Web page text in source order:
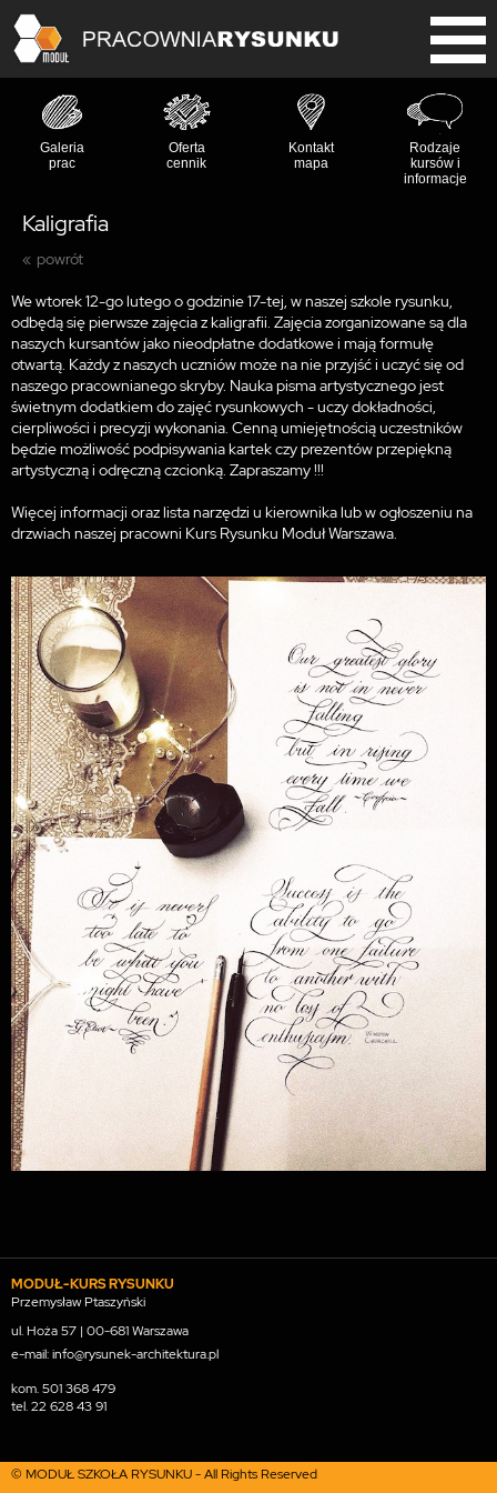
Galeria
prac
Oferta
cennik
Kontakt
mapa
Rodzaje
kursów i
informacje
Kaligrafia
powrót
We wtorek 12-go lutego o godzinie 17-tej, w naszej szkole rysunku,
odbędą się pierwsze zajęcia z kaligrafii. Zajęcia zorganizowane są dla
naszych kursantów jako nieodpłatne dodatkowe i mają formułę
otwartą. Każdy z naszych uczniów może na nie przyjść i uczyć się od
naszego pracownianego skryby. Nauka pisma artystycznego jest
świetnym dodatkiem do zajęć rysunkowych - uczy dokładności,
cierpliwości i precyzji wykonania. Cenną umiejętnością uczestników
będzie możliwość podpisywania kartek czy prezentów przepiękną
artystyczną i odręczną czcionką. Zapraszamy !!!
Więcej informacji oraz lista narzędzi u kierownika lub w ogłoszeniu na
drzwiach naszej pracowni Kurs Rysunku Moduł Warszawa.
MODUŁ-KURS RYSUNKU
Przemysław Ptaszyński
ul. Hoża 57 | 00-681 Warszawa
e-mail: info@rysunek-architektura.pl
kom.501 368 479
tel.22 628 43 91
© MODUŁ SZKOŁA RYSUNKU - All Rights Reserved